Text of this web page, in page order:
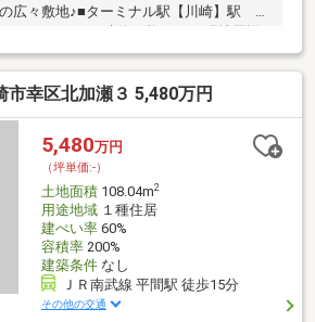
広々敷地♪■ターミナル駅【川崎】駅 徒
スメーカーで建築可能です♪■現地周辺
せんので、陽当りも良好です♪■公園、ス
の好立地でファミリー層が暮らしやすい
「川崎」エリアで夢のマイホームを建築
川崎」が生活圏内！！
市幸区北加瀬３ 5,480万円
5,480万円
（坪単価:-）
土地面積108.04m2
用途地域１種住居
建ぺい率60%
容積率200%
建築条件なし
ＪＲ南武線 平間駅 徒歩15分
その他の交通